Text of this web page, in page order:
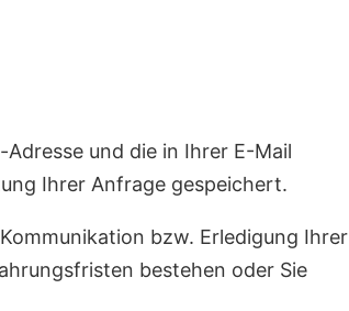
und die in Ihrer E-Mail
Ihrer Anfrage gespeichert.
bzw. Erledigung Ihrer
bestehen oder Sie